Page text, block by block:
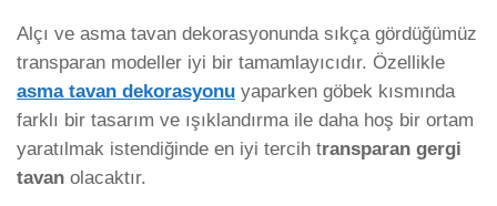
Alçı ve asma tavan dekorasyonunda sıkça gördüğümüz
transparan modeller iyi bir tamamlayıcıdır. Özellikle
asma tavan dekorasyonu yaparken göbek kısmında
farklı bir tasarım ve ışıklandırma ile daha hoş bir ortam
yaratılmak istendiğinde en iyi tercih transparan gergi
tavan olacaktır.